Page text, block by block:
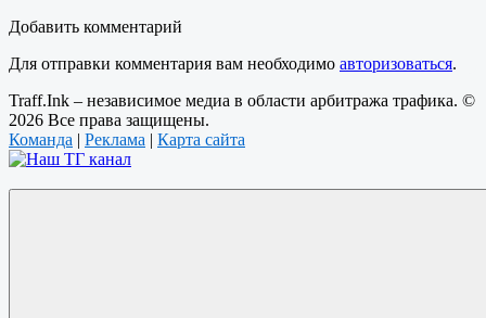
Добавить комментарий
Для отправки комментария вам необходимо авторизоваться.
Traff.Ink – независимое медиа в области арбитража трафика. ©
2026 Все права защищены.
Команда | Реклама | Карта сайта